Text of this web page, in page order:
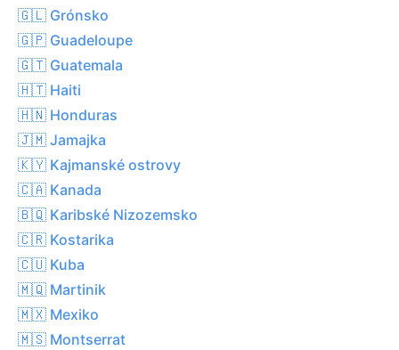
🇬🇱 Grónsko
🇬🇵 Guadeloupe
🇬🇹 Guatemala
🇭🇹 Haiti
🇭🇳 Honduras
🇯🇲 Jamajka
🇰🇾 Kajmanské ostrovy
🇨🇦 Kanada
🇧🇶 Karibské Nizozemsko
🇨🇷 Kostarika
🇨🇺 Kuba
🇲🇶 Martinik
🇲🇽 Mexiko
🇲🇸 Montserrat